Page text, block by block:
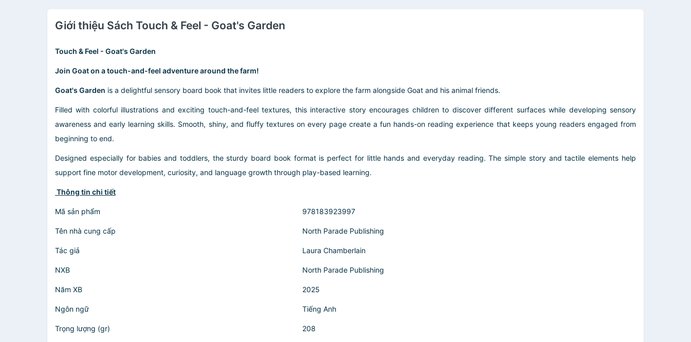
Giới thiệu Sách Touch & Feel - Goat's Garden
Touch & Feel - Goat's Garden
Join Goat on a touch-and-feel adventure around the farm!
Goat's Garden is a delightful sensory board book that invites little readers to explore the farm alongside Goat and his animal friends.
Filled with colorful illustrations and exciting touch-and-feel textures, this interactive story encourages children to discover different surfaces while developing sensory
awareness and early learning skills. Smooth, shiny, and fluffy textures on every page create a fun hands-on reading experience that keeps young readers engaged from
beginning to end.
Designed especially for babies and toddlers, the sturdy board book format is perfect for little hands and everyday reading. The simple story and tactile elements help
support fine motor development, curiosity, and language growth through play-based learning.
Thông tin chi tiết
Mã sản phẩm 978183923997
Tên nhà cung cấp North Parade Publishing
Tác giả Laura Chamberlain
NXB ‎North Parade Publishing
Năm XB 2025
Ngôn ngữ Tiếng Anh
Trọng lượng (gr) 208